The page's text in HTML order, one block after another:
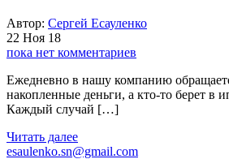
Автор: Сергей Есауленко
22 Ноя 18
пока нет комментариев
Ежедневно в нашу компанию
накопленные деньги, а кто-то берет в
Каждый случай […]
Читать далее
esaulenko.sn@gmail.com